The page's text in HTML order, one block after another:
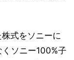
式をソニーに
ソニー100%子